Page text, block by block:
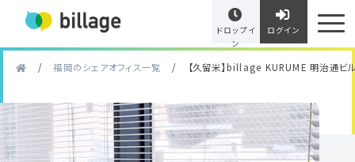
ドロップイ
ン
ログイン
/ 福岡のシェアオフィス一覧 / 【久留米】billage KURUME 明治通ビ